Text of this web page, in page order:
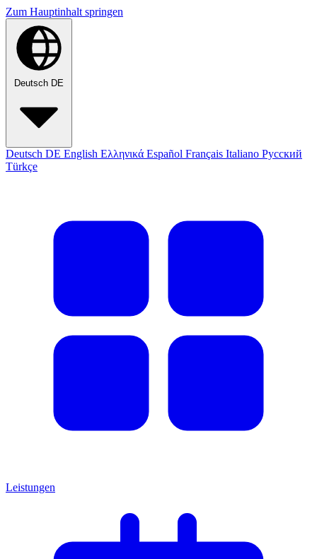
Zum Hauptinhalt springen
Deutsch DE
Deutsch DE English Ελληνικά Español Français Italiano Русский
Türkçe
Leistungen